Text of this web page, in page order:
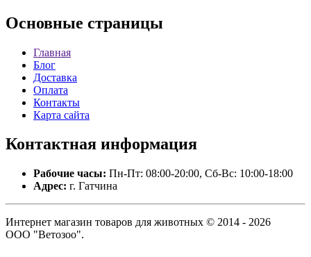
Основные страницы
Главная
Блог
Доставка
Оплата
Контакты
Карта сайта
Контактная информация
Рабочие часы: Пн-Пт: 08:00-20:00, Сб-Вс: 10:00-18:00
Адрес: г. Гатчина
Интернет магазин товаров для животных © 2014 - 2026
ООО "Ветозоо".